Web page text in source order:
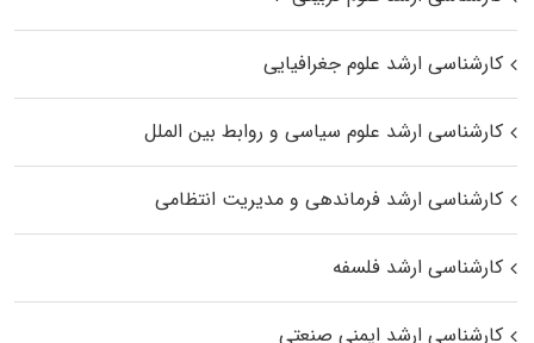
کارشناسی ارشد علوم جغرافیایی
کارشناسی ارشد علوم سیاسی و روابط بین الملل
کارشناسی ارشد فرماندهی و مدیریت انتظامی
کارشناسی ارشد فلسفه
کارشناسی ارشد ایمنی صنعتی